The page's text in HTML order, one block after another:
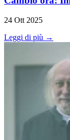
24 Ott 2025
Leggi di più →